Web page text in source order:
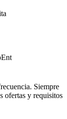
Siempre
ofertas y requisitos